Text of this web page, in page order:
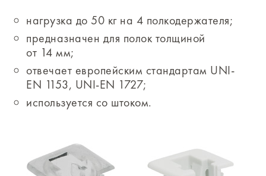
нагрузка до 50 кг на 4 полкодержателя;
предназначен для полок толщиной
от 14 мм;
отвечает европейским стандартам UNI-
EN 1153, UNI-EN 1727;
используется со штоком.